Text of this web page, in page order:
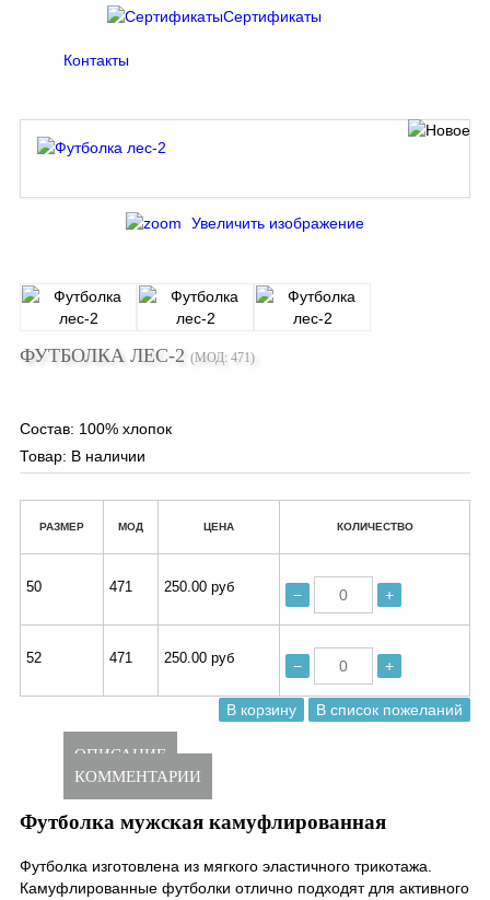
Сертификаты
Контакты
Увеличить изображение
ФУТБОЛКА ЛЕС-2 (МОД: 471)
Состав: 100% хлопок
Товар: В наличии
РАЗМЕР МОД ЦЕНА КОЛИЧЕСТВО
50 471 250.00 руб − +
52 471 250.00 руб − +
ОПИСАНИЕ
КОММЕНТАРИИ
Футболка мужская камуфлированная
Футболка изготовлена из мягкого эластичного трикотажа.
Камуфлированные футболки отлично подходят для активного